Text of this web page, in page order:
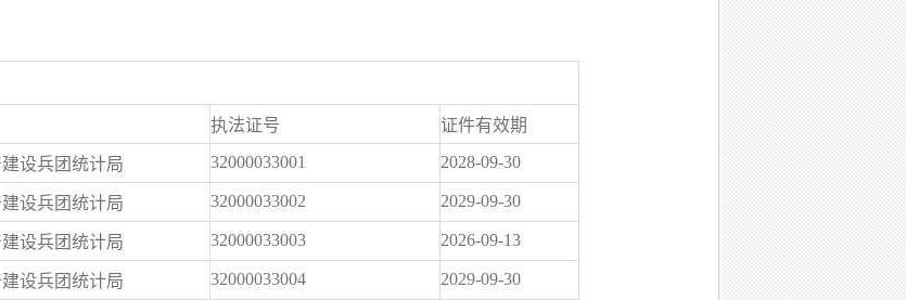
执法证号
证件有效期
设兵团统计局 32000033001 2028-09-30
设兵团统计局 32000033002 2029-09-30
设兵团统计局 32000033003 2026-09-13
设兵团统计局 32000033004 2029-09-30